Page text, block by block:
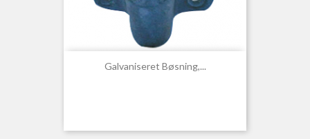
Galvaniseret Bøsning,...